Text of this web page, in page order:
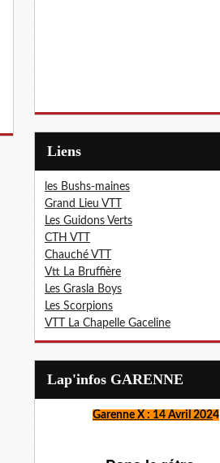
Liens
les Bushs-maines
Grand Lieu VTT
Les Guidons Verts
CTH VTT
Chauché VTT
Vtt La Bruffière
Les Grasla Boys
Les Scorpions
VTT La Chapelle Gaceline
Lap'infos GARENNE
Garenne X : 14 Avril 2024